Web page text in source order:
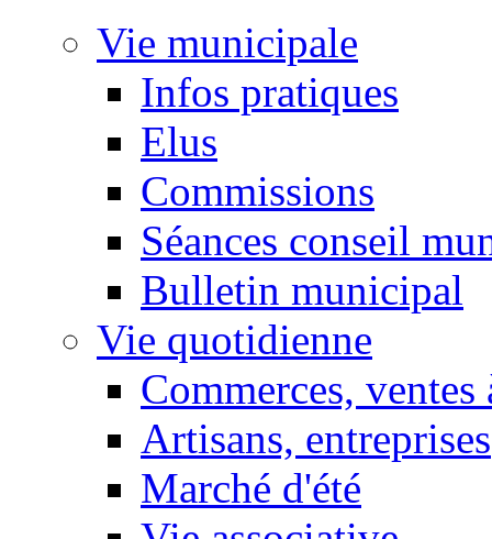
Vie municipale
Infos pratiques
Elus
Commissions
Séances conseil
Bulletin municipal
Vie quotidienne
Commerces, ventes
Artisans, entreprises
Marché d'été